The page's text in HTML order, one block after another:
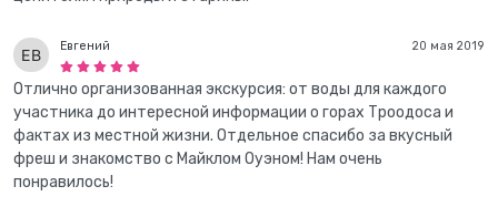
20 мая 2019
Евгений
Отлично организованная экскурсия: от воды для каждого
участника до интересной информации о горах Троодоса и
фактах из местной жизни. Отдельное спасибо за вкусный
фреш и знакомство с Майклом Оуэном! Нам очень
понравилось!